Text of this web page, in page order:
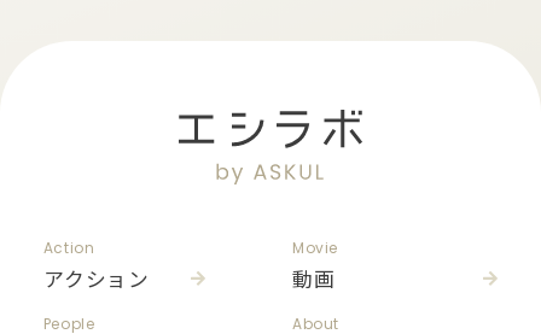
アクション
Action
People
動画
Movie
About